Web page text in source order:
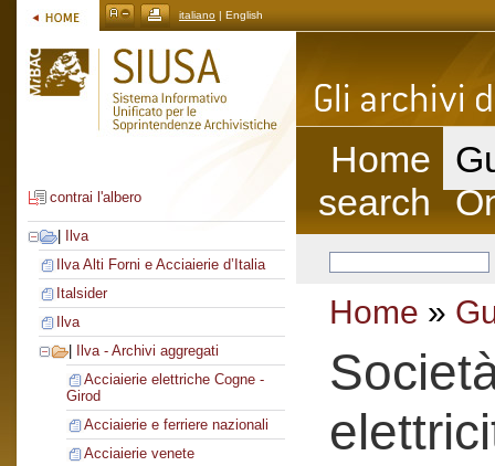
italiano | English
contrai l'albero
Ilva
Ilva Alti Forni e Acciaierie d’Italia
Italsider
Ilva
Ilva - Archivi aggregati
Acciaierie elettriche Cogne -
Girod
Acciaierie e ferriere nazionali
Acciaierie venete
Home
search
Home »